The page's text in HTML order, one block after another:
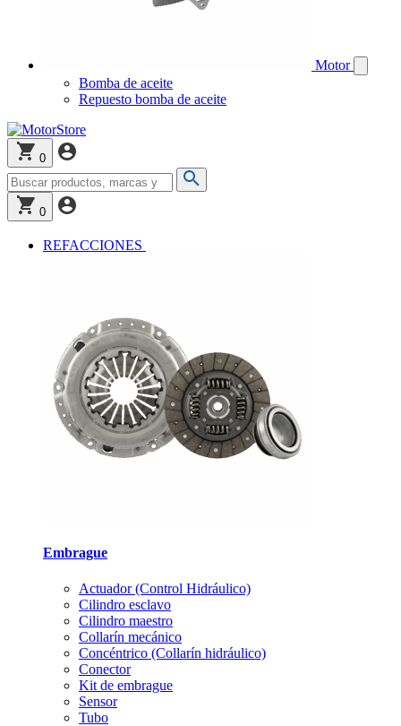
Motor
Bomba de aceite
Repuesto bomba de aceite
0
0
REFACCIONES
Embrague
Actuador (Control Hidráulico)
Cilindro esclavo
Cilindro maestro
Collarín mecánico
Concéntrico (Collarín hidráulico)
Conector
Kit de embrague
Sensor
Tubo